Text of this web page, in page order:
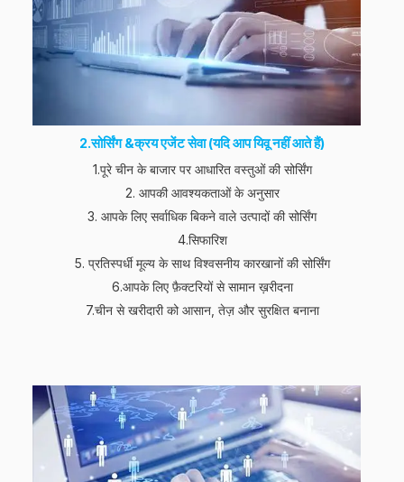
2.सोर्सिंग&क्रय एजेंट सेवा (यदि आप यिवू नहीं आते हैं)
1.पूरे चीन के बाजार पर आधारित वस्तुओं की सोर्सिंग
2. आपकी आवश्यकताओं के अनुसार
3. आपके लिए सर्वाधिक बिकने वाले उत्पादों की सोर्सिंग
4.सिफारिश
5. प्रतिस्पर्धी मूल्य के साथ विश्वसनीय कारखानों की सोर्सिंग
6.आपके लिए फ़ैक्टरियों से सामान ख़रीदना
7.चीन से खरीदारी को आसान, तेज़ और सुरक्षित बनाना